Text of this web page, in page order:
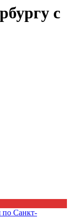
с
по Санкт-